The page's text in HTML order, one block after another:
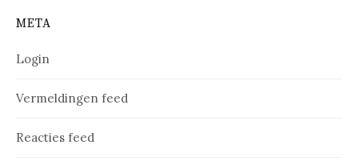
META
Login
Vermeldingen feed
Reacties feed